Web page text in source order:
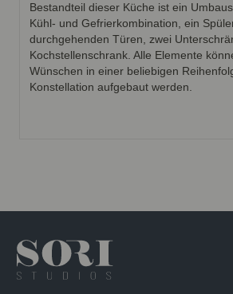
Bestandteil dieser Küche ist ein
Kühl- und Gefrierkombination, ein
durchgehenden Türen, zwei
Kochstellenschrank. Alle Elemente
Wünschen in einer beliebigen
Konstellation aufgebaut werden.